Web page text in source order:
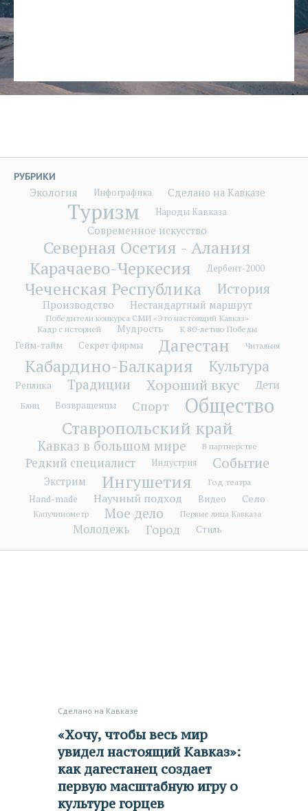
РУБРИКИ
Экология Инфографика Сделано на Кавказе
Туризм Народы Кавказа
Современное искусство
Северная Осетия - Алания
Карачаево-Черкесия
Дербент-2000
Чеченская Республика История
Производство Нестандартный маршрут
Победители конкурса СМИ «Это настоящий Кавказ»
Кадр с историей
Мудрость К 80-летию Победы
Гейм-тайм Секрет фирмы Дагестан Читальня
Кабардино-Балкария Культура
Реплика Традиции Хороший вкус Дети
Блиц Возвращенцы Спорт Общество
Ставропольский край
Кавказ в большом мире В партнерстве
Редкий специалист Индустрия Событие
Экстрим Ингушетия Год театра
Hand-made Научный подход Видео Село
Капучинометр Мое дело Первые лица Кавказа
Молодежь Город Стиль
Сделано на Кавказе
«Хочу, чтобы весь мир
увидел настоящий Кавказ»:
как дагестанец создает
первую масштабную игру о
культуре горцев